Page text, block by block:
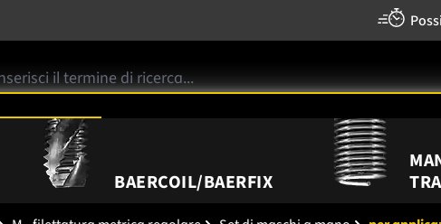
BAERCOIL/BAERFIX